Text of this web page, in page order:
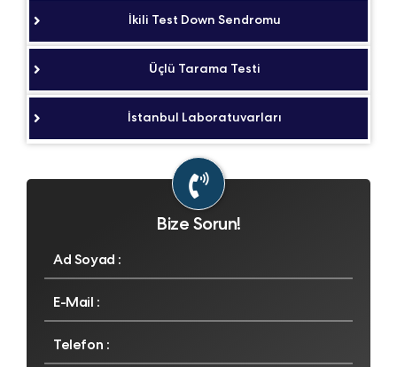
İkili Test Down Sendromu
Üçlü Tarama Testi
İstanbul Laboratuvarları
Bize Sorun!